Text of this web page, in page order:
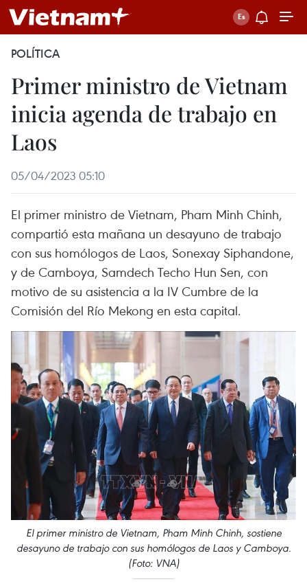
POLÍTICA
Primer ministro de Vietnam
inicia agenda de trabajo en
Laos
05/04/2023 05:10
El primer ministro de Vietnam, Pham Minh Chinh,
compartió esta mañana un desayuno de trabajo
con sus homólogos de Laos, Sonexay Siphandone,
y de Camboya, Samdech Techo Hun Sen, con
motivo de su asistencia a la IV Cumbre de la
Comisión del Río Mekong en esta capital.
El primer ministro de Vietnam, Pham Minh Chinh, sostiene
desayuno de trabajo con sus homólogos de Laos y Camboya.
(Foto: VNA)